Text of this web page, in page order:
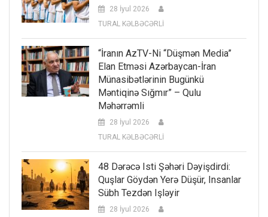
28 İyul 2026
TURAL KƏLBƏCƏRLİ
“İranın AzTV-Ni “düşmən Media”
Elan Etməsi Azərbaycan-İran
Münasibətlərinin Bugünkü
Məntiqinə Sığmır” – Qulu
Məhərrəmli
28 İyul 2026
TURAL KƏLBƏCƏRLİ
48 Dərəcə Isti Şəhəri Dəyişdirdi:
Quşlar Göydən Yerə Düşür, Insanlar
Sübh Tezdən Işləyir
28 İyul 2026